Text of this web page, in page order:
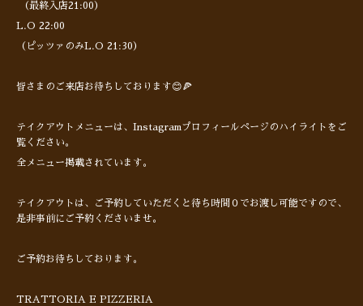
（最終入店21:00）
L.O 22:00
（ピッツァのみL.O 21:30）
皆さまのご来店お待ちしております😊🍕
テイクアウトメニューは、Instagramプロフィールページのハイライトをご
覧ください。
全メニュー掲載されています。
テイクアウトは、ご予約していただくと待ち時間０でお渡し可能ですので、
是非事前にご予約くださいませ。
ご予約お待ちしております。
TRATTORIA E PIZZERIA